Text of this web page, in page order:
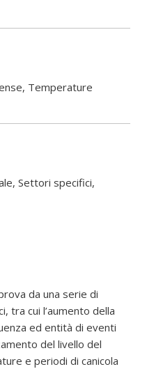
Temperature
Settori specifici,
da una serie di
tra cui l’aumento della
ed entità di eventi
del livello del
e periodi di canicola